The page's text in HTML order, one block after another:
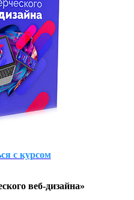
с курсом
веб-дизайна»